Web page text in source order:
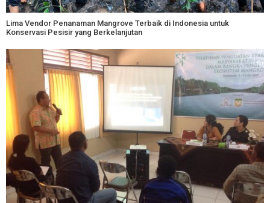
Lima Vendor Penanaman Mangrove Terbaik di Indonesia untuk
Konservasi Pesisir yang Berkelanjutan